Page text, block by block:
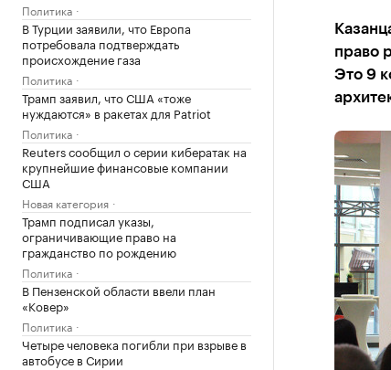
Политика
В Турции заявили, что Европа
потребовала подтверждать
происхождение газа
Политика
Трамп заявил, что США «тоже
нуждаются» в ракетах для Patriot
Политика
Reuters сообщил о серии кибератак на
крупнейшие финансовые компании
США
Новая категория
Трамп подписал указы,
ограничивающие право на
гражданство по рождению
Политика
В Пензенской области ввели план
«Ковер»
Политика
Четыре человека погибли при взрыве в
автобусе в Сирии
право
Это 9